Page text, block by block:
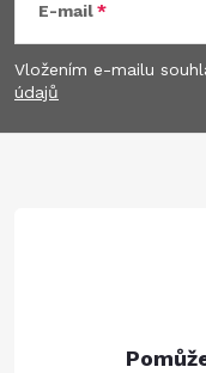
p
a
E-mail
Vložením e-mailu
údajů